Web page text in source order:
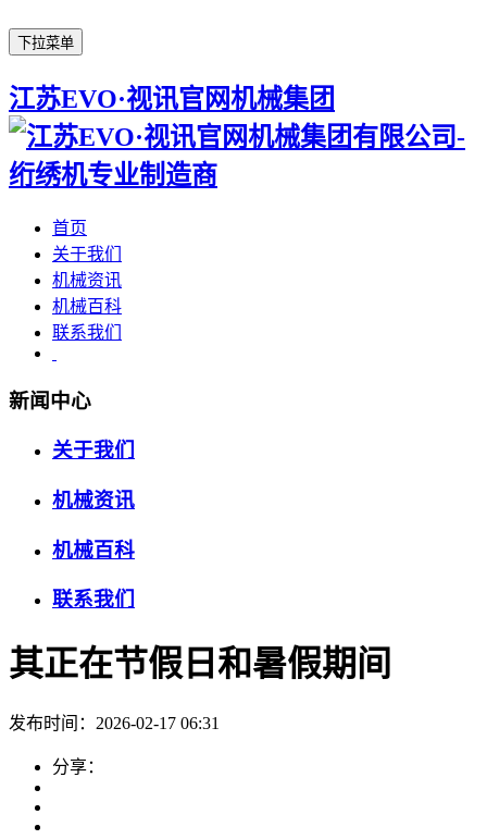
下拉菜单
江苏EVO·视讯官网机械集团
首页
关于我们
机械资讯
机械百科
联系我们
新闻中心
关于我们
机械资讯
机械百科
联系我们
其正在节假日和暑假期间
发布时间：2026-02-17 06:31
分享：